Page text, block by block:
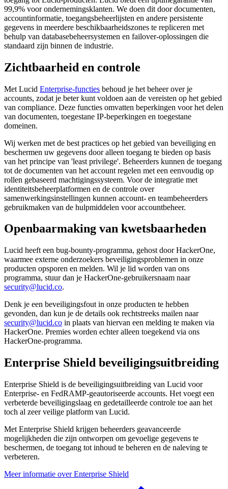
99,9% voor ondernemingsklanten. We doen dit door documenten,
accountinformatie, toegangsbeheerlijsten en andere persistente
gegevens in meerdere beschikbaarheidszones te repliceren met
behulp van databasebeheersystemen en failover-oplossingen die
standaard zijn binnen de industrie.
Zichtbaarheid en controle
Met Lucid Enterprise-functies behoud je het beheer over je
accounts, zodat je beter kunt voldoen aan de vereisten op het gebied
van compliance. Deze functies omvatten beperkingen voor het delen
van documenten, toegestane IP-beperkingen en toegestane
domeinen.
Wij werken met de best practices op het gebied van beveiliging en
beschermen uw gegevens door alleen toegang te bieden op basis
van het principe van 'least privilege'. Beheerders kunnen de toegang
tot de documenten van het account regelen met een eenvoudig op
rollen gebaseerd machtigingssysteem. Voor de integratie met
identiteitsbeheerplatformen en de controle over
samenwerkingsinstellingen kunnen account- en teambeheerders
gebruikmaken van de hulpmiddelen voor accountbeheer.
Openbaarmaking van kwetsbaarheden
Lucid heeft een bug-bounty-programma, gehost door HackerOne,
waarmee externe onderzoekers beveiligingsproblemen in onze
producten opsporen en melden. Wil je lid worden van ons
programma, stuur dan je HackerOne-gebruikersnaam naar
security@lucid.co.
Denk je een beveiligingsfout in onze producten te hebben
gevonden, dan kun je de details ook rechtstreeks mailen naar
security@lucid.co in plaats van hiervan een melding te maken via
HackerOne. Premies worden echter alleen toegekend via ons
HackerOne-programma.
Enterprise Shield beveiligingsuitbreiding
Enterprise Shield is de beveiligingsuitbreiding van Lucid voor
Enterprise- en FedRAMP-geautoriseerde accounts. Het voegt een
verbeterde beveiligingslaag en gedetailleerde controle toe aan het
toch al zeer veilige platform van Lucid.
Met Enterprise Shield krijgen beheerders geavanceerde
mogelijkheden die zijn ontworpen om gevoelige gegevens te
beschermen, de toegang tot inhoud te beheren en de naleving te
verbeteren.
Meer informatie over Enterprise Shield